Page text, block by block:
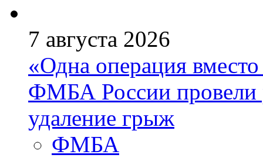
7 августа 2026
«Одна операция
ФМБА России провели
удаление грыж
ФМБА